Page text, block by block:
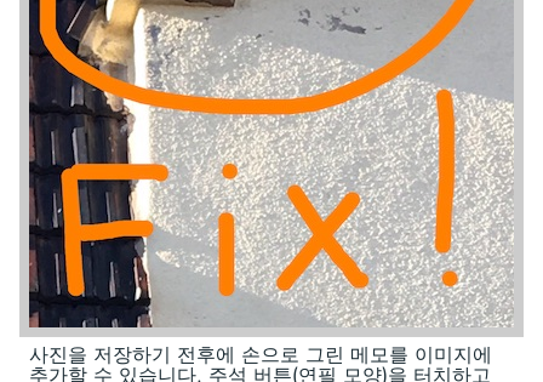
사진을 저장하기 전후에 손으로 그린 메모를 이미지에
추가할 수 있습니다. 주석 버튼(연필 모양)을 터치하고